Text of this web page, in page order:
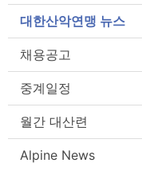
대한산악연맹 뉴스
채용공고
중계일정
월간 대산련
Alpine News